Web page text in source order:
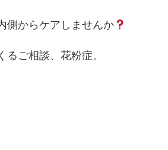
側からケアしませんか
ご相談、花粉症。